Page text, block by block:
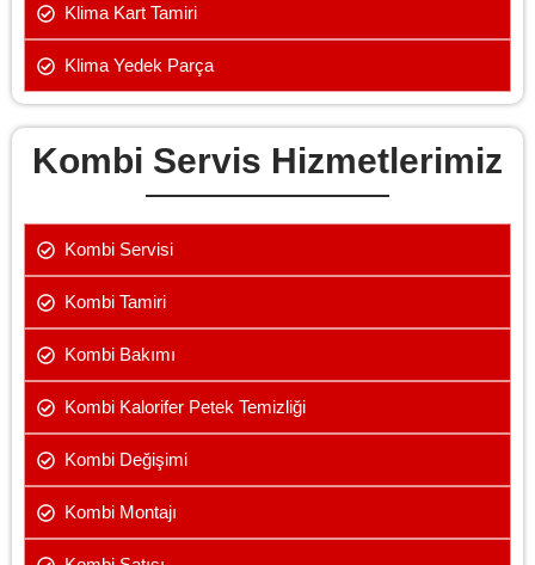
Klima Kart Tamiri
Klima Yedek Parça
Kombi Servis Hizmetlerimiz
Kombi Servisi
Kombi Tamiri
Kombi Bakımı
Kombi Kalorifer Petek Temizliği
Kombi Değişimi
Kombi Montajı